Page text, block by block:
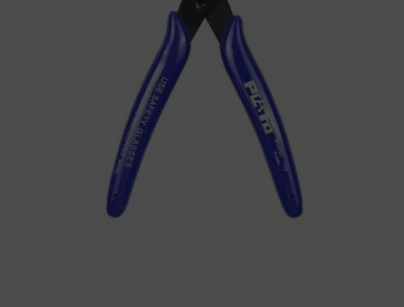
Pince coupante disponible en bleu ou en
rouge pour couper votre fil résistif.